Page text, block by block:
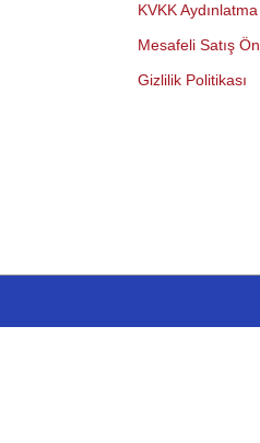
KVKK
Mesafeli Satış
Gizlilik Politikası